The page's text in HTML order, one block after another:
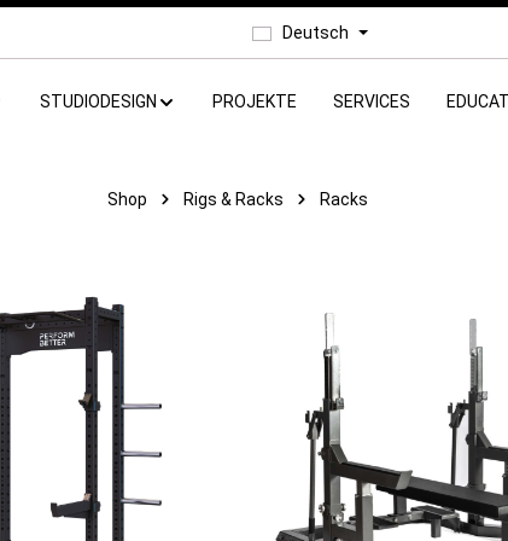
Deutsch
STUDIODESIGN PROJEKTE SERVICES
Shop Rigs & Racks Racks